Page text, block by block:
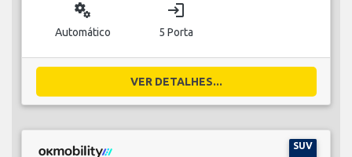
miscellaneous_services
Automático
login
5 Porta
VER DETALHES...
SUV